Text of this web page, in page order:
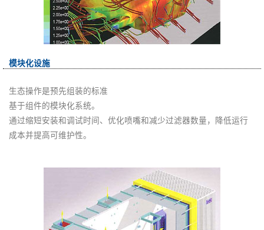
模块化设施
生态操作是预先组装的标准
基于组件的模块化系统。
通过缩短安装和调试时间、优化喷嘴和减少过滤器数量，降低运行
成本并提高可维护性。